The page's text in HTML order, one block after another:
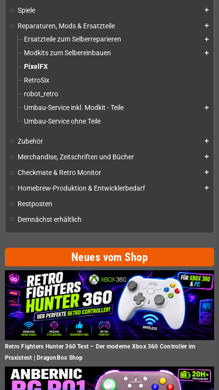
Spiele add
Reparaturen, Mods & Ersatzteile add
Ersatzteile zum Selberreparieren add
Modkits zum Selbereinbauen add
PixelFX
RetroSix
robot_retro
Umbau-Service inkl. Modkit - Teile
add
Umbau-Service ohne Teile
Zubehör add
Merchandise, Zeitschriften und Bücher add
Checkmate & Retro Monitor add
Homebrew-Produktion & Entwicklerbedarf add
Restposten
Demnächst erhältlich
Neues vom Shop
Retro Fighters Hunter 360 Test – Der moderne Xbox 360 Controller im
Praxistest | DragonBox Shop